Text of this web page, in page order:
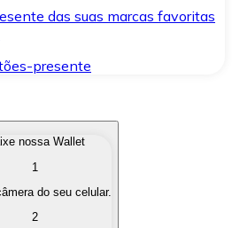
das suas marcas favoritas
presente
de seu interesse de forma
nossa Wallet
1
do seu celular.
2